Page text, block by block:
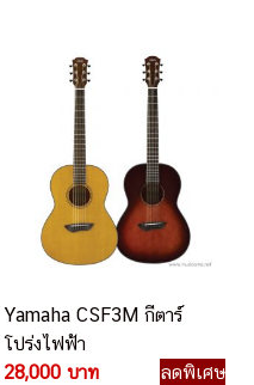
Yamaha CSF3M กีตาร์
โปร่งไฟฟ้า
28,000 บาท
ลดพิเศษ